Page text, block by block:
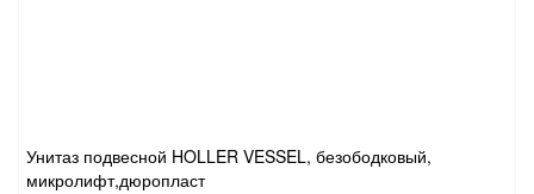
Унитаз подвесной HOLLER VESSEL, безободковый,
микролифт,дюропласт